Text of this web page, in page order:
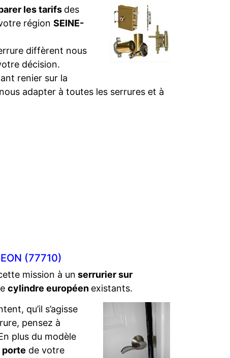
les tarifs des
région SEINE-
diffèrent nous
décision.
renier sur la
adapter à toutes les serrures et à
(77710)
mission à un serrurier sur
cylindre européen existants.
qu’il s’agisse
pensez à
plus du modèle
porte de votre